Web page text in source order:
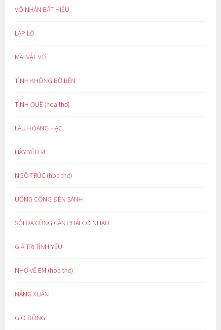
VÔ NHÂN BẤT HIẾU
LẬP LỜ
MÃI VẬT VỜ
TÌNH KHÔNG BỜ BẾN
TÌNH QUÊ (hoạ thơ)
LẦU HOÀNG HẠC
HÃY YÊU VÌ
NGÕ TRÚC (hoạ thơ)
UỔNG CÔNG ĐÈN SÁNH
SỎI ĐÁ CŨNG CẦN PHẢI CÓ NHAU
GIÁ TRỊ TÌNH YÊU
NHỚ VỀ EM (hoạ thơ)
NẮNG XUÂN
GIÓ ĐÔNG